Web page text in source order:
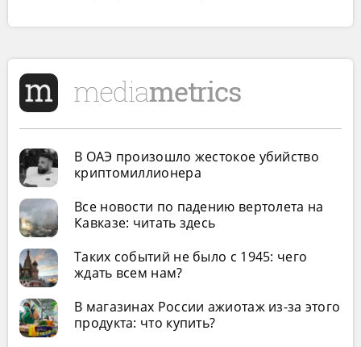
В ОАЭ произошло жестокое убийство
криптомиллионера
Все новости по падению вертолета на
Кавказе: читать здесь
Таких событий не было с 1945: чего
ждать всем нам?
В магазинах России ажиотаж из-за этого
продукта: что купить?